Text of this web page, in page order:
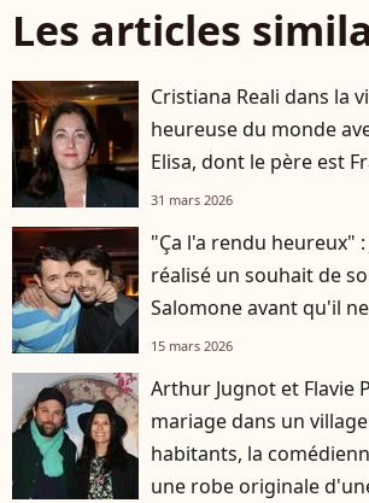
Les articles
Cristiana Reali dans la
heureuse du monde
Elisa, dont le père est
31 mars 2026
"Ça l'a rendu heureux"
réalisé un souhait de
Salomone avant qu'il
15 mars 2026
Arthur Jugnot et Flavie
mariage dans un
habitants, la
une robe originale